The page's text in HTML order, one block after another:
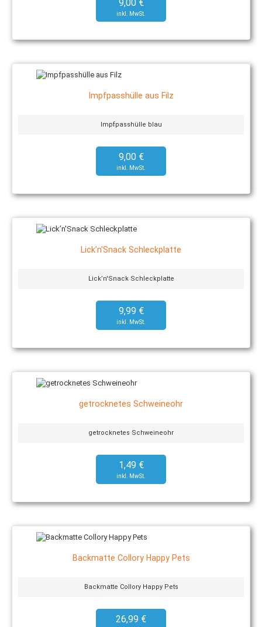
9,00 €
Impfpasshülle aus Filz
Impfpasshülle blau
9,00 €
Lick’n'Snack Schleckplatte
Lick’n'Snack Schleckplatte
9,99 €
getrocknetes Schweineohr
getrocknetes Schweineohr
1,49 €
Backmatte Collory Happy Pets
Backmatte Collory Happy Pets
26,99 €